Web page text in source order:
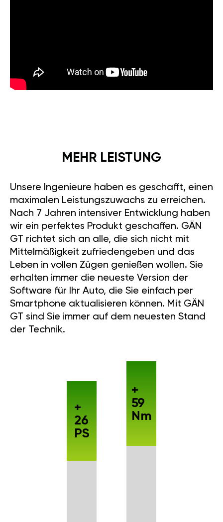
MEHR LEISTUNG
Unsere Ingenieure haben es geschafft, einen
maximalen Leistungszuwachs zu erreichen.
Nach 7 Jahren intensiver Entwicklung haben
wir ein perfektes Produkt geschaffen. GÄN
GT richtet sich an alle, die sich nicht mit
Mittelmäßigkeit zufriedengeben und das
Leben in vollen Zügen genießen wollen. Sie
erhalten immer die neueste Version der
Software für Ihr Auto, die Sie einfach per
Smartphone aktualisieren können. Mit GÄN
GT sind Sie immer auf dem neuesten Stand
der Technik.
+
26
PS
+
59
Nm